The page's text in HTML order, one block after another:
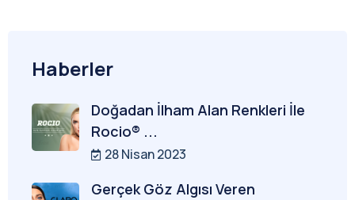
Haberler
Doğadan İlham Alan Renkleri İle
Rocio® ...
28 Nisan 2023
Gerçek Göz Algısı Veren